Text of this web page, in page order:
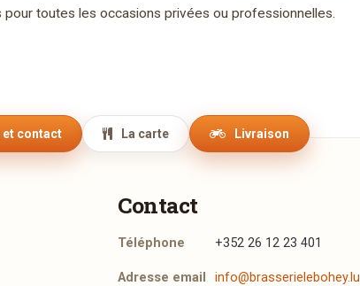
pour toutes les occasions privées ou professionnelles.
et contact La carte Livraison
Contact
Téléphone +352 26 12 23 401
Adresse email info@brasserielebohey.lu